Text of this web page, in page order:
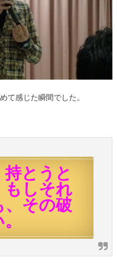
て感じた瞬間でした。
とうと
もしそれ
、その破